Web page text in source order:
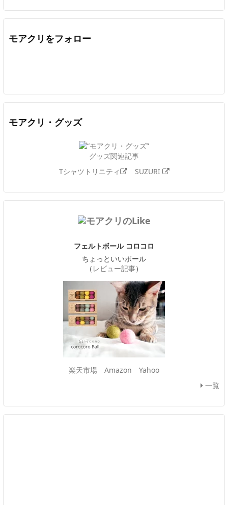
モアクリをフォロー
モアクリ・グッズ
グッズ関連記事
Tシャツトリニティ
SUZURI
フェルトボール コロコロ
ちょっといいボール
（ レビュー記事）
楽天市場 Amazon
Yahoo
一覧